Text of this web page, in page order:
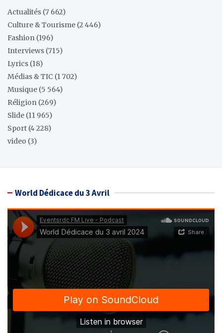
Actualités (7 662)
Culture & Tourisme (2 446)
Fashion (196)
Interviews (715)
Lyrics (18)
Médias & TIC (1 702)
Musique (5 564)
Réligion (269)
Slide (11 965)
Sport (4 228)
video (3)
World Dédicace du 3 Avril